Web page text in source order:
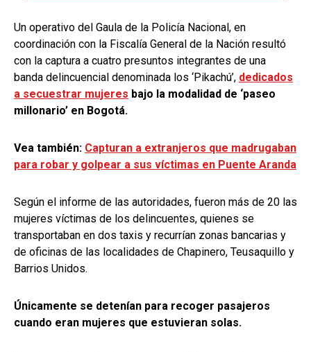
Un operativo del Gaula de la Policía Nacional, en
coordinación con la Fiscalía General de la Nación resultó
con la captura a cuatro presuntos integrantes de una
banda delincuencial denominada los ‘Pikachú’, dedicados
a secuestrar mujeres bajo la modalidad de ‘paseo
millonario’ en Bogotá.
Vea también: Capturan a extranjeros que madrugaban
para robar y golpear a sus víctimas en Puente Aranda
Según el informe de las autoridades, fueron más de 20 las
mujeres víctimas de los delincuentes, quienes se
transportaban en dos taxis y recurrían zonas bancarias y
de oficinas de las localidades de Chapinero, Teusaquillo y
Barrios Unidos.
Únicamente se detenían para recoger pasajeros
cuando eran mujeres que estuvieran solas.